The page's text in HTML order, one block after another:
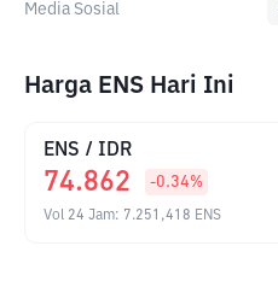
Media Sosial
Harga ENS Hari Ini
ENS / IDR
74.862 -0.34%
Vol 24 Jam: 7.251,418 ENS